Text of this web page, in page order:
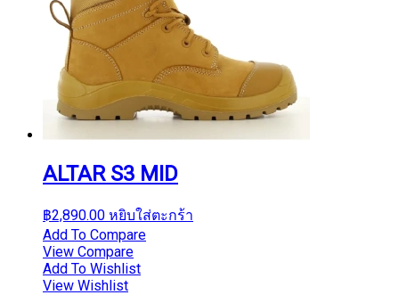
ALTAR S3 MID
฿2,890.00 หยิบใส่ตะกร้า
Add To Compare
View Compare
Add To Wishlist
View Wishlist